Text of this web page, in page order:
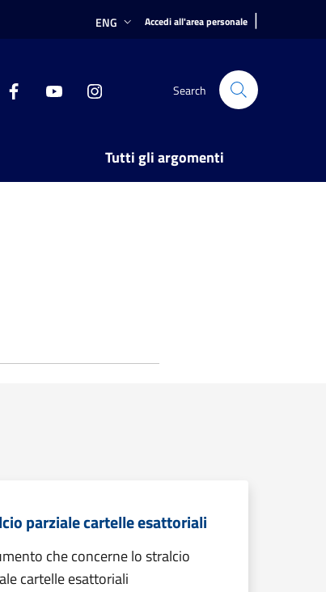
ENG Accedi all'area personale |
Search
Tutti gli argomenti
parziale cartelle esattoriali
che concerne lo stralcio
cartelle esattoriali